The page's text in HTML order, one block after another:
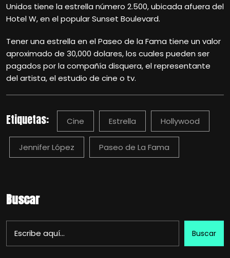
Unidos tiene la estrella número 2.500, ubicada afuera del
Hotel W, en el popular Sunset Boulevard.
Tener una estrella en el Paseo de la Fama tiene un valor
aproximado de 30,000 dolares, los cuales pueden ser
pagados por la compañía disquera, el representante
del artista, el estudio de cine o tv.
Etiquetas: Cine Estrella Hollywood
Jennifer López Paseo de La Fama
Buscar
Buscar